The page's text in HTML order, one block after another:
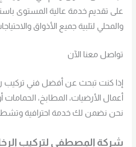
على تقديم خدمة عالية المستوى
والمحلي لتلبية جميع الأذواق
تواصل معنا الآن
إذا كنت تبحث عن أفضل فني تركيب
أعمال الأرضيات، المطابخ، الحمامات
نحن نضمن لك خدمة احترافية
شركة المصطفى لتركيب